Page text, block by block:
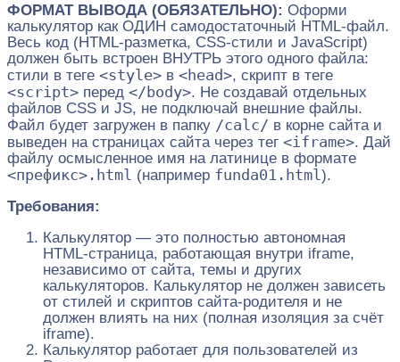
ФОРМАТ ВЫВОДА (ОБЯЗАТЕЛЬНО): Оформи
калькулятор как ОДИН самодостаточный HTML-файл.
Весь код (HTML-разметка, CSS-стили и JavaScript)
должен быть встроен ВНУТРЬ этого одного файла:
стили в теге <style> в <head>, скрипт в теге
<script> перед </body>. Не создавай отдельных
файлов CSS и JS, не подключай внешние файлы.
Файл будет загружен в папку /calc/ в корне сайта и
выведен на страницах сайта через тег <iframe>. Дай
файлу осмысленное имя на латинице в формате
<префикс>.html (например funda01.html ).
Требования:
Калькулятор — это полностью автономная
HTML-страница, работающая внутри iframe,
независимо от сайта, темы и других
калькуляторов. Калькулятор не должен зависеть
от стилей и скриптов сайта-родителя и не
должен влиять на них (полная изоляция за счёт
iframe).
Калькулятор работает для пользователей из